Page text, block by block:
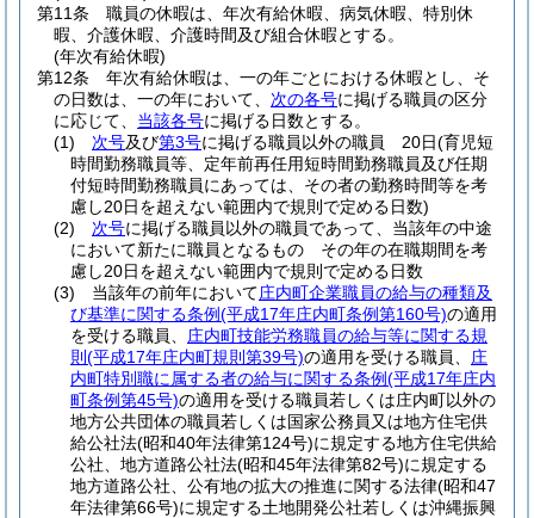
第11条
職員の休暇は、年次有給休暇、病気休暇、特別休
暇、介護休暇、介護時間及び組合休暇とする。
(年次有給休暇)
第12条
年次有給休暇は、一の年ごとにおける休暇とし、そ
の日数は、一の年において、 次の各号に掲げる職員の区分
に応じて、 当該各号に掲げる日数とする。
(1)
次号及び第3号に掲げる職員以外の職員 20日(育児短
時間勤務職員等、定年前再任用短時間勤務職員及び任期
付短時間勤務職員にあっては、その者の勤務時間等を考
慮し20日を超えない範囲内で規則で定める日数)
(2)
次号に掲げる職員以外の職員であって、当該年の中途
において新たに職員となるもの その年の在職期間を考
慮し20日を超えない範囲内で規則で定める日数
(3)
当該年の前年において庄内町企業職員の給与の種類及
び基準に関する条例(平成17年庄内町条例第160号)の適用
を受ける職員、 庄内町技能労務職員の給与等に関する規
則 (平成17年庄内町規則第39号)の適用を受ける職員、 庄
内町特別職に属する者の給与に関する条例(平成17年庄内
町条例第45号)の適用を受ける職員若しくは庄内町以外の
地方公共団体の職員若しくは国家公務員又は地方住宅供
給公社法(昭和40年法律第124号)に規定する地方住宅供給
公社、地方道路公社法(昭和45年法律第82号)に規定する
地方道路公社、公有地の拡大の推進に関する法律(昭和47
年法律第66号)に規定する土地開発公社若しくは沖縄振興